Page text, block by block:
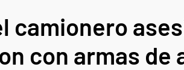
camionero
con armas de